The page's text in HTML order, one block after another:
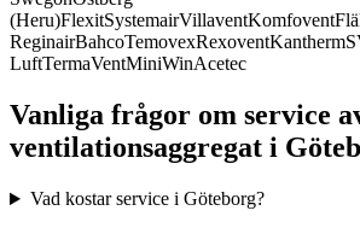
(Heru)FlexitSystemairVillaventKomfovent
ReginairBahcoTemovexRexoventKantherm
LuftTermaVentMiniWinAcetec
Vanliga frågor om service
ventilationsaggregat i
Vad kostar service i Göteborg?